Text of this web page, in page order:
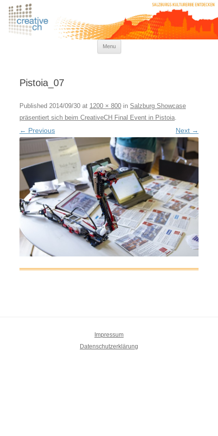
kreativkultur
Menu
Pistoia_07
Published 2014/09/30 at 1200 × 800 in Salzburg Showcase
präsentiert sich beim CreativeCH Final Event in Pistoia.
← Previous Next →
Impressum
Datenschutzerklärung